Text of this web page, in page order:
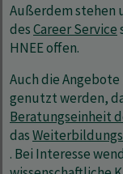
Außerdem stehen
desCareer Service
HNEE offen.
Auch die
genutzt werden,
Beratungseinheit
das
. Bei Interesse